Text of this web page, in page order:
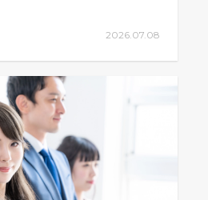
2026.07.08